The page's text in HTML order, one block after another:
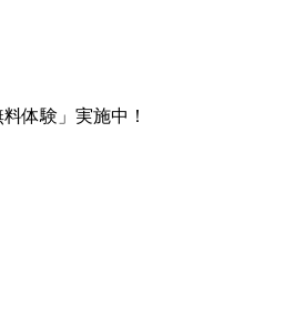
体験」実施中！